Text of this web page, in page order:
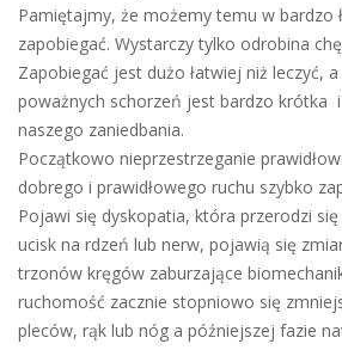
Pamiętajmy, że możemy temu w bardzo
zapobiegać. Wystarczy tylko odrobina
Zapobiegać jest dużo łatwiej niż leczyć,
poważnych schorzeń jest bardzo krótka
naszego zaniedbania.
Początkowo nieprzestrzeganie
dobrego i prawidłowego ruchu szybko
Pojawi się dyskopatia, która przerodzi
ucisk na rdzeń lub nerw, pojawią się
trzonów kręgów zaburzające
ruchomość zacznie stopniowo się
pleców, rąk lub nóg a późniejszej fazie